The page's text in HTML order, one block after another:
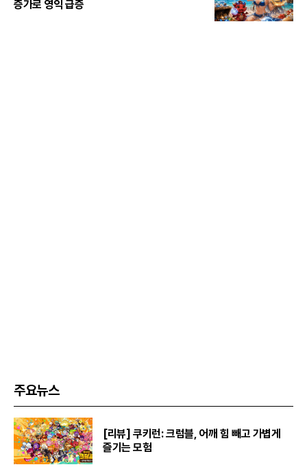
증가로 영익 급증
주요뉴스
[리뷰] 쿠키런: 크럼블, 어깨 힘 빼고 가볍게
즐기는 모험